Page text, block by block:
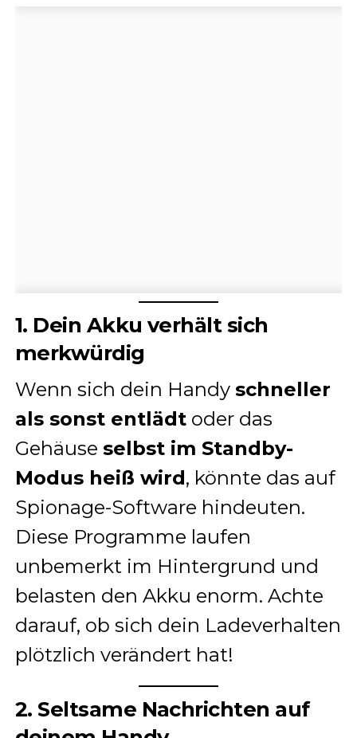
1. Dein Akku verhält sich
merkwürdig
Wenn sich dein Handy schneller
als sonst entlädtoder das
Gehäuse selbst im Standby-
Modus heiß wird, könnte das auf
Spionage-Software hindeuten.
Diese Programme laufen
unbemerkt im Hintergrund und
belasten den Akku enorm. Achte
darauf, ob sich dein Ladeverhalten
plötzlich verändert hat!
2. Seltsame Nachrichten auf